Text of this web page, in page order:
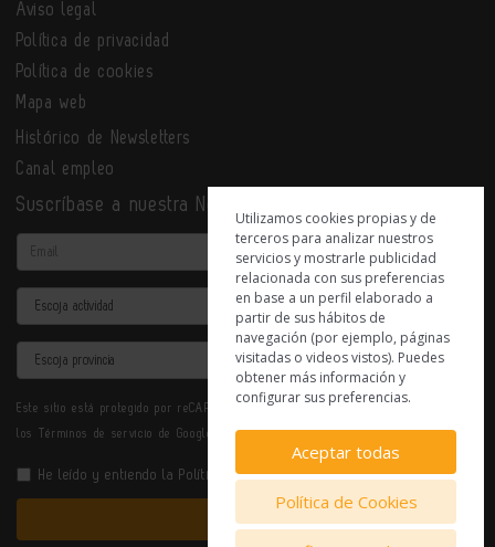
Aviso legal
Política de privacidad
Política de cookies
Mapa web
Histórico de Newsletters
Canal empleo
Suscríbase a nuestra Newsletter
Email
Actividad
Provincia
Este sitio está protegido por reCAPTCHA y se aplican la
los Términos de servicio de Google.
He leído y entiendo la Política de Privacidad
Enviar
Utilizamos cookies propias y de
terceros para analizar nuestros
servicios y mostrarle publicidad
relacionada con sus preferencias
en base a un perfil elaborado a
partir de sus hábitos de
navegación (por ejemplo, páginas
visitadas o videos vistos). Puedes
obtener más información y
configurar sus preferencias.
Aceptar todas
Política de Cookies